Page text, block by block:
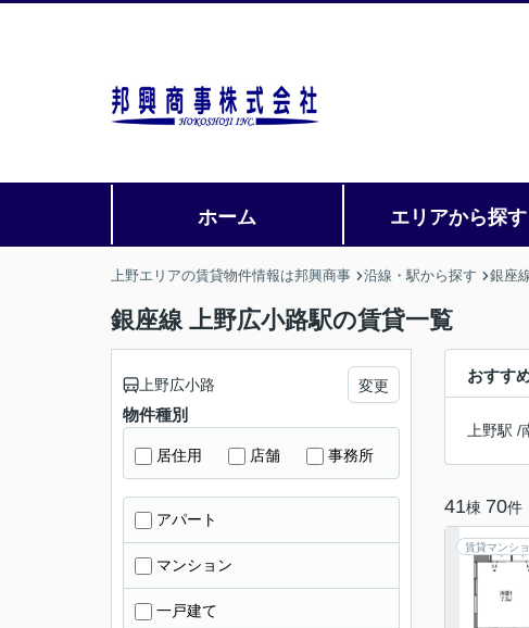
ホーム エリアから探す
上野エリアの賃貸物件情報は邦興商事 沿線・駅から探す 銀座
銀座線 上野広小路駅の賃貸一覧
おすす
上野駅 /
41棟 70件
賃貸マンシ
上野広小路 変更
物件種別
居住用 店舗 事務所
アパート
マンション
一戸建て